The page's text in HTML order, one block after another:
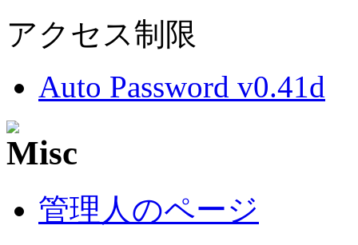
アクセス制限
Auto Password v0.41d
管理人のページ